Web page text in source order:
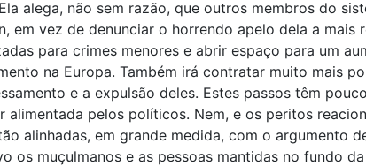
alega, não sem razão, que outros membros do
vez de denunciar o horrendo apelo dela a mais
para crimes menores e abrir espaço para um
na Europa. Também irá contratar muito mais
e a expulsão deles. Estes passos têm
pelos políticos. Nem, e os peritos
alinhadas, em grande medida, com o argumento
muçulmanos e as pessoas mantidas no fundo